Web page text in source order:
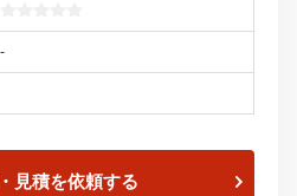
-
見積を依頼する